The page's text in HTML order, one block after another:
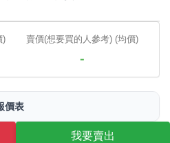
) 賣價(想要買的人參考) (均價)
-
價表
我要賣出